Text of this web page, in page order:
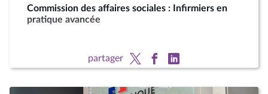
Commission des affaires sociales : Infirmiers en
pratique avancée
partager